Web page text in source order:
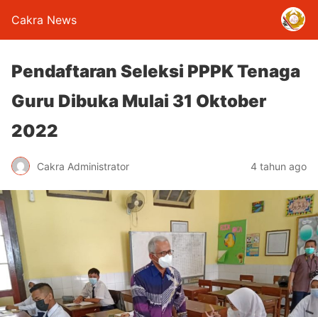
Cakra News
Pendaftaran Seleksi PPPK Tenaga
Guru Dibuka Mulai 31 Oktober
2022
Cakra Administrator 4 tahun ago